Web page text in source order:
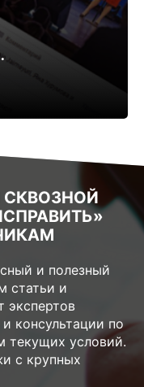
и полезный
статьи и
экспертов
консультации по
текущих условий.
с крупных